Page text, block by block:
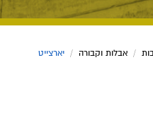
/ אבלות וקבורה / יארצייט